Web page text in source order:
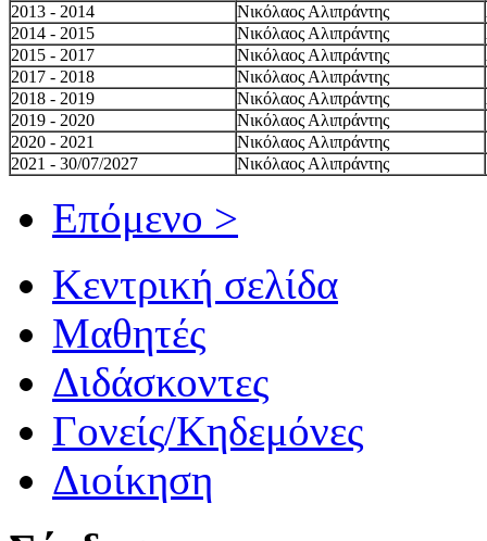
2013 - 2014
Νικόλαος Αλιπράντης
2014 - 2015
Νικόλαος Αλιπράντης
2015 - 2017
Νικόλαος Αλιπράντης
2017 - 2018
Νικόλαος Αλιπράντης
2018 - 2019
Νικόλαος Αλιπράντης
2019 - 2020
Νικόλαος Αλιπράντης
2020 - 2021
Νικόλαος Αλιπράντης
2021 - 30/07/2027
Νικόλαος Αλιπράντης
Επόμενο >
Κεντρική σελίδα
Μαθητές
Διδάσκοντες
Γονείς/Κηδεμόνες
Διοίκηση